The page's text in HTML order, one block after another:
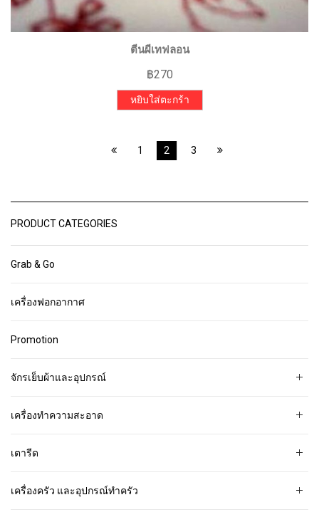
ตีนผีเทฟลอน
฿270
หยิบใส่ตะกร้า
1 2 3
PRODUCT CATEGORIES
Grab & Go
เครื่องฟอกอากาศ
Promotion
จักรเย็บผ้าและอุปกรณ์
เครื่องทำความสะอาด
เตารีด
เครื่องครัว และอุปกรณ์ทำครัว